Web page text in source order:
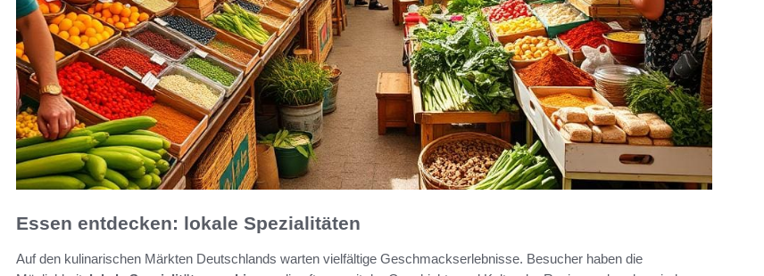
Essen entdecken: lokale Spezialitäten
Auf den kulinarischen Märkten Deutschlands warten vielfältige Geschmackserlebnisse. Besucher haben die